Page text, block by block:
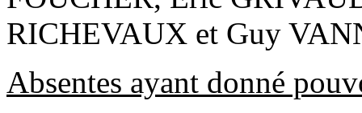
RICHEVAUX et Guy
Absentes ayant donné